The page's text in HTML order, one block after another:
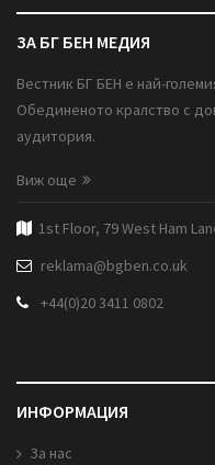
ЗА БГ БЕН МЕДИЯ
Вестник БГ БЕН е най-
Обединеното кралство с
аудитория.
Виж още
1st Floor, 79 West Ham
reklama@bgben.co.uk
+44(0)20 3411 0802
ИНФОРМАЦИЯ
За нас